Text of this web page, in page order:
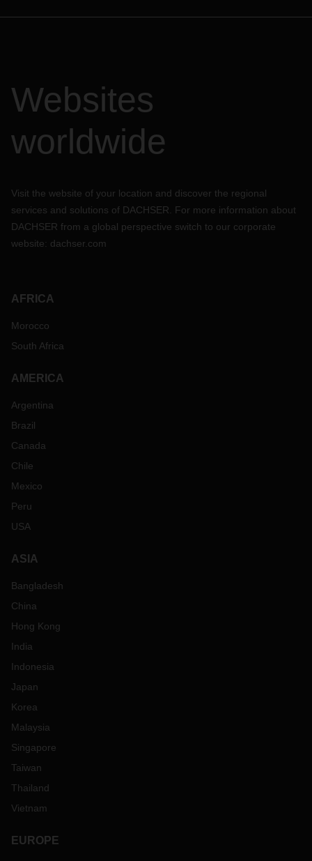
Websites
worldwide
Visit the website of your location and discover the regional
services and solutions of DACHSER. For more information about
DACHSER from a global perspective switch to our corporate
website: dachser.com
AFRICA
Morocco
South Africa
AMERICA
Argentina
Brazil
Canada
Chile
Mexico
Peru
USA
ASIA
Bangladesh
China
Hong Kong
India
Indonesia
Japan
Korea
Malaysia
Singapore
Taiwan
Thailand
Vietnam
EUROPE